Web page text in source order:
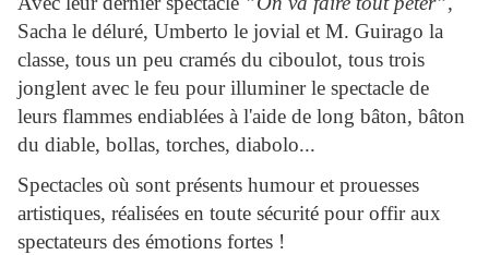
Sacha le déluré, Umberto le jovial et M. Guirago la
classe, tous un peu cramés du ciboulot, tous trois
jonglent avec le feu pour illuminer le spectacle de
leurs flammes endiablées à l'aide de long bâton, bâton
du diable, bollas, torches, diabolo...
Spectacles où sont présents humour et prouesses
artistiques, réalisées en toute sécurité pour offir aux
spectateurs des émotions fortes !